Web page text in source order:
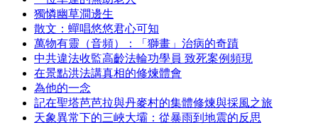
獨憐幽草澗邊生
散文：蟬唱悠悠君心可知
萬物有靈（音頻）：「獅畫」治病的奇蹟
中共違法收監高齡法輪功學員 致死案例頻現
在景點洪法講真相的修煉體會
為他的一念
記在聖塔芭芭拉與丹麥村的集體修煉與採風之旅
天象異常下的三峽大壩：從暴雨到地震的反思